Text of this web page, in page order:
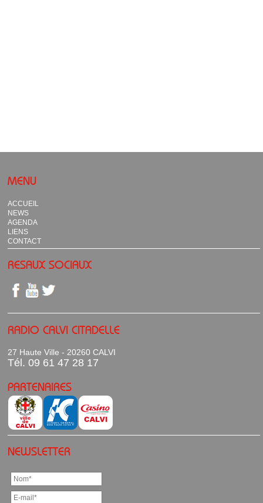
MENU
ACCUEIL
NEWS
AGENDA
LIENS
CONTACT
RESAUX SOCIAUX
RADIO CALVI CITADELLE
27 Haute Ville - 20260 CALVI
Tél. 09 61 47 28 17
PARTENAIRES
NEWSLETTER